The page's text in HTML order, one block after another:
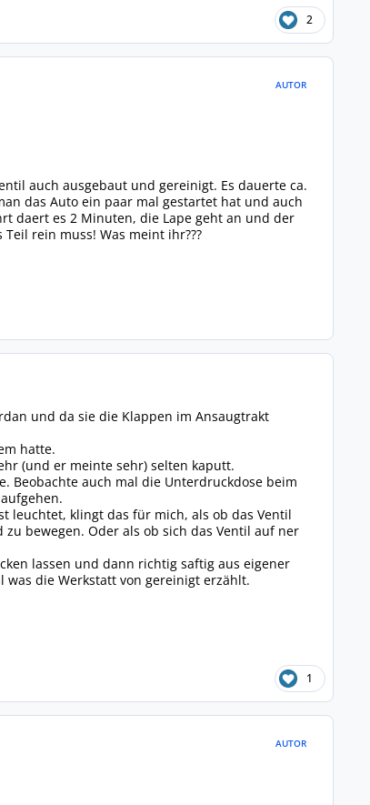
2
AUTOR
auch ausgebaut und gereinigt. Es dauerte ca.
das Auto ein paar mal gestartet hat und auch
daert es 2 Minuten, die Lape geht an und der
rein muss! Was meint ihr???
und da sie die Klappen im Ansaugtrakt
hatte.
(und er meinte sehr) selten kaputt.
Beobachte auch mal die Unterdruckdose beim
leuchtet, klingt das für mich, als ob das Ventil
bewegen. Oder als ob sich das Ventil auf ner
lassen und dann richtig saftig aus eigener
die Werkstatt von gereinigt erzählt.
1
AUTOR